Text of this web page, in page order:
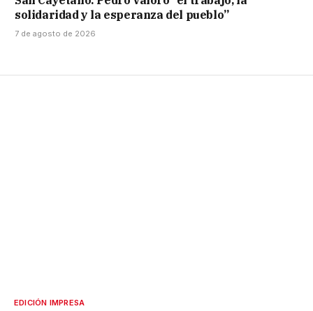
solidaridad y la esperanza del pueblo”
7 de agosto de 2026
EDICIÓN IMPRESA